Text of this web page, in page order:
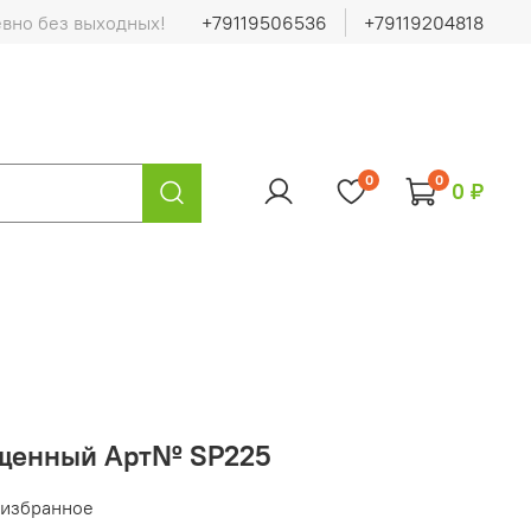
без выходных! +79119506536 +79119204818
0 0 0 ₽
Арт№ SP225